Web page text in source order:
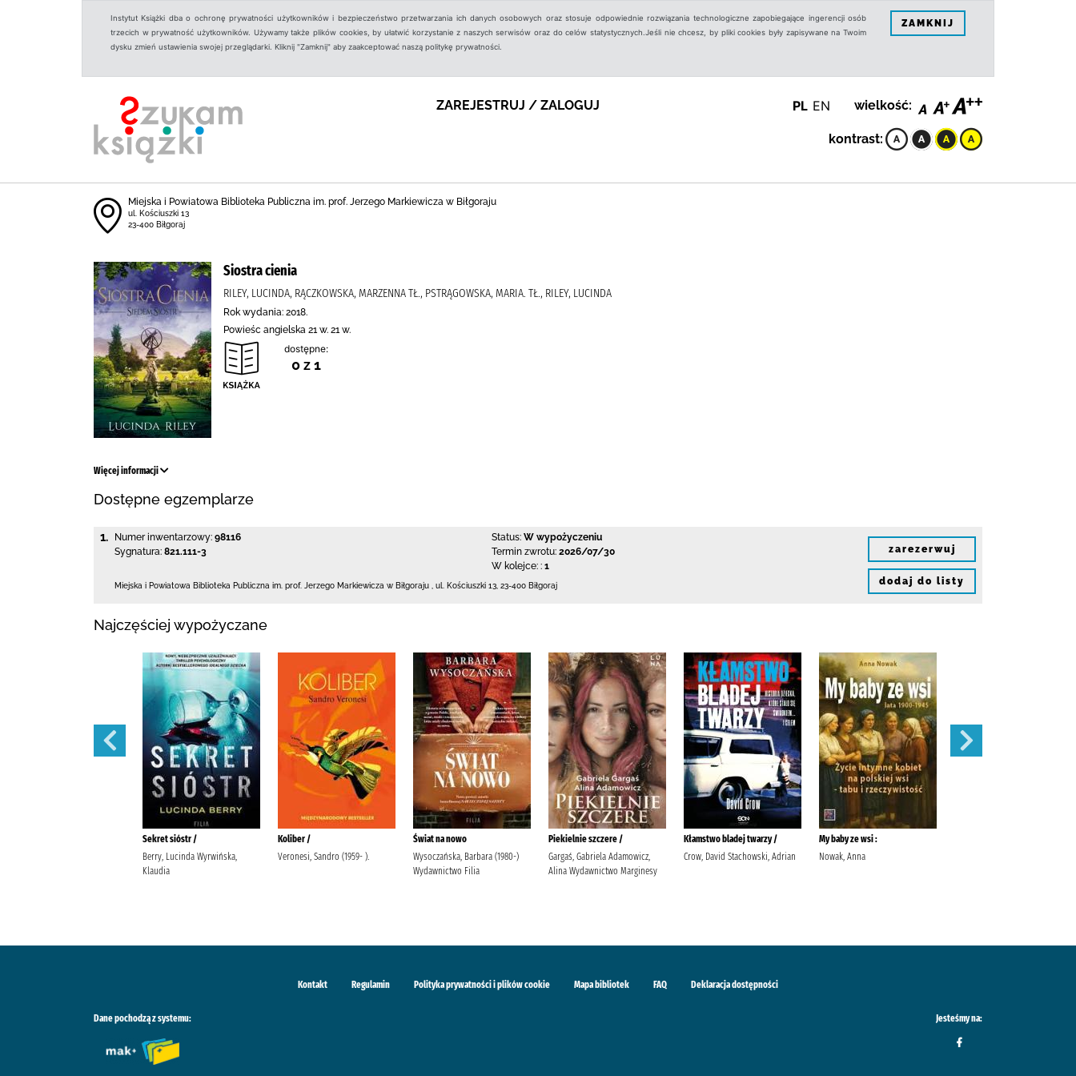
Instytut Książki dba o ochronę prywatności użytkowników i bezpieczeństwo przetwarzania ich danych osobowych oraz stosuje odpowiednie rozwiązania technologiczne zapobiegające ingerencji osób
trzecich w prywatność użytkowników. Używamy także plików cookies, by ułatwić korzystanie z naszych serwisów oraz do celów statystycznych.Jeśli nie chcesz, by pliki cookies były zapisywane na Twoim
dysku zmień ustawienia swojej przeglądarki. Kliknij "Zamknij" aby zaakceptować naszą politykę prywatności.
ZAMKNIJ
ZAREJESTRUJ / ZALOGUJ PL EN wielkość:
kontrast:
Miejska i Powiatowa Biblioteka Publiczna im. prof. Jerzego Markiewicza w Biłgoraju
ul. Kościuszki 13
23-400 Biłgoraj
Siostra cienia
RILEY, LUCINDA, RĄCZKOWSKA, MARZENNA TŁ., PSTRĄGOWSKA, MARIA. TŁ., RILEY, LUCINDA
Rok wydania: 2018.
Powieśc angielska 21 w. 21 w.
dostępne:
0 z 1
Więcej informacji
Dostępne egzemplarze
1. Numer inwentarzowy: 98116
Sygnatura: 821.111-3
Status: W wypożyczeniu
Termin zwrotu: 2026/07/30
W kolejce: : 1
Miejska i Powiatowa Biblioteka Publiczna im. prof. Jerzego Markiewicza w Biłgoraju ul. Kościuszki 13 23-400 Biłgoraj
zarezerwuj
dodaj do listy
Najczęściej wypożyczane
Sekret sióstr /
Berry, Lucinda Wyrwińska,
Klaudia
Koliber /
Veronesi, Sandro (1959- ).
Świat na nowo
Wysoczańska, Barbara (1980-)
Wydawnictwo Filia
Piekielnie szczere /
Gargaś, Gabriela Adamowicz,
Alina Wydawnictwo Marginesy
Kłamstwo bladej twarzy /
Crow, David Stachowski, Adrian
My baby ze wsi :
Nowak, Anna
Kontakt Regulamin Polityka prywatności i plików cookie Mapa bibliotek FAQ Deklaracja dostępności
Dane pochodzą z systemu: Jesteśmy na: